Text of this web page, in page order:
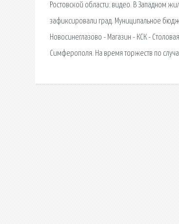
Ростовской области: видео. В Западном
зафиксировали град. Муниципальное
Новосинеглазово - Магазин - КСК -
Симферополя. На время торжеств по